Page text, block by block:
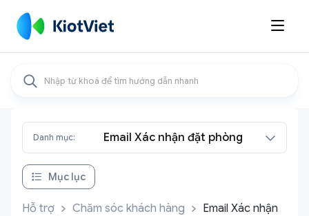

Danh mục: Email Xác nhận đặt phòng
Mục lục
Hỗ trợ Chăm sóc khách hàng
Email Xác nhận